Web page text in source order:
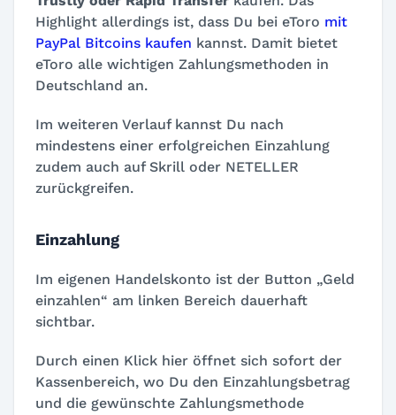
Highlight allerdings ist, dass Du bei eToro mit
PayPal Bitcoins kaufen kannst. Damit bietet
eToro alle wichtigen Zahlungsmethoden in
Deutschland an.
Im weiteren Verlauf kannst Du nach
mindestens einer erfolgreichen Einzahlung
zudem auch auf Skrill oder NETELLER
zurückgreifen.
Einzahlung
Im eigenen Handelskonto ist der Button „Geld
einzahlen“ am linken Bereich dauerhaft
sichtbar.
Durch einen Klick hier öffnet sich sofort der
Kassenbereich, wo Du den Einzahlungsbetrag
und die gewünschte Zahlungsmethode